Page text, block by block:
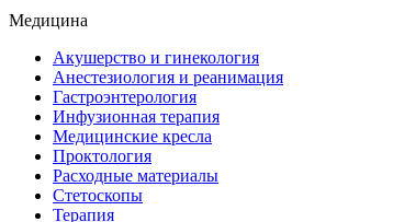
Медицина
Акушерство и гинекология
Анестезиология и реанимация
Гастроэнтерология
Инфузионная терапия
Медицинские кресла
Проктология
Расходные материалы
Стетоскопы
Терапия